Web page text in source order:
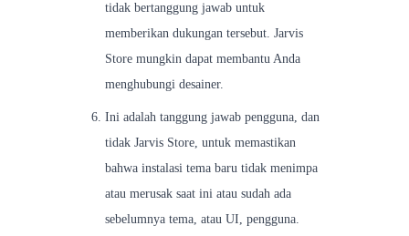
tidak bertanggung jawab untuk
memberikan dukungan tersebut. Jarvis
Store mungkin dapat membantu Anda
menghubungi desainer.
Ini adalah tanggung jawab pengguna, dan
tidak Jarvis Store, untuk memastikan
bahwa instalasi tema baru tidak menimpa
atau merusak saat ini atau sudah ada
sebelumnya tema, atau UI, pengguna.